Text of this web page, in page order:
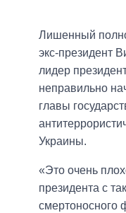
Лишенный
экс-президент
лидер
неправильно
главы
Украины.
«Это очень
президента с
смертоносного